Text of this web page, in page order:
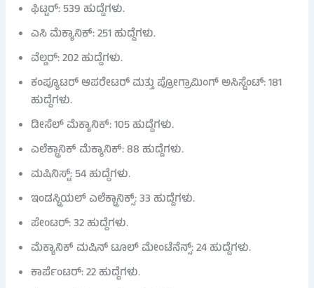
ಫಿಟ್ಟರ್: 539 ಹುದ್ದೆಗಳು.
ಎಸಿ ಮೆಕ್ಯಾನಿಕ್: 251 ಹುದ್ದೆಗಳು.
ವೆಲ್ಡರ್: 202 ಹುದ್ದೆಗಳು.
ಕಂಪ್ಯೂಟರ್ ಆಪರೇಟರ್ ಮತ್ತು ಪ್ರೋಗ್ರಾಮಿಂಗ್ ಅಸಿಸ್ಟೆಂಟ್: 181
ಹುದ್ದೆಗಳು.
ಡೀಸೆಲ್ ಮೆಕ್ಯಾನಿಕ್: 105 ಹುದ್ದೆಗಳು.
ಎಲೆಕ್ಟ್ರಾನಿಕ್ ಮೆಕ್ಯಾನಿಕ್: 88 ಹುದ್ದೆಗಳು.
ಮಷಿನಿಸ್ಟ್: 54 ಹುದ್ದೆಗಳು.
ಇಂಡಸ್ಟ್ರಿಯಲ್ ಎಲೆಕ್ಟ್ರಾನಿಕ್ಸ್: 33 ಹುದ್ದೆಗಳು.
ಪೇಂಟರ್: 32 ಹುದ್ದೆಗಳು.
ಮೆಕ್ಯಾನಿಕ್ ಮಷಿನ್ ಟೂಲ್ ಮೇಂಟೆನೆನ್ಸ್: 24 ಹುದ್ದೆಗಳು.
ಕಾರ್ಪೆಂಟರ್: 22 ಹುದ್ದೆಗಳು.